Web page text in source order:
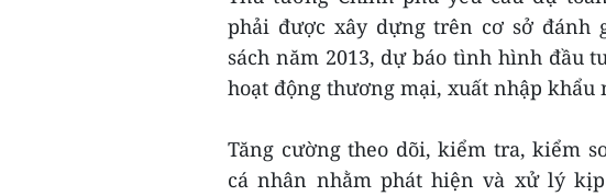
phải được xây dựng trên cơ sở đánh
sách năm 2013, dự báo tình hình đầu
hoạt động thương mại, xuất nhập khẩu
Tăng cường theo dõi, kiểm tra, kiểm
cá nhân nhằm phát hiện và xử lý